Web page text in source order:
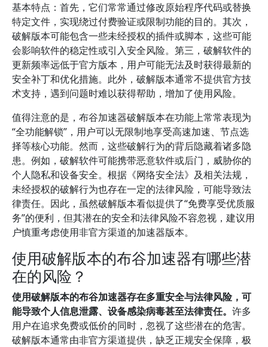
基本特点：首先，它们常常通过修改原始程序代码或替换
特定文件，实现绕过付费验证或限制功能的目的。其次，
破解版本可能包含一些未经授权的插件或脚本，这些可能
会影响软件的稳定性或引入安全风险。第三，破解软件的
更新频率远低于官方版本，用户可能无法及时获得最新的
安全补丁和优化措施。此外，破解版本通常不提供官方技
术支持，遇到问题时难以获得帮助，增加了使用风险。
值得注意的是，布谷加速器破解版本在功能上常常表现为
“全功能解锁”，用户可以无限制地享受高速加速、节点选
择等核心功能。然而，这些破解行为的背后隐藏着诸多隐
患。例如，破解软件可能携带恶意软件或后门，威胁你的
个人隐私和设备安全。根据《网络安全法》及相关法规，
未经授权的破解行为也存在一定的法律风险，可能导致法
律责任。因此，虽然破解版本看似提供了“免费享受优质服
务”的便利，但其潜在的安全和法律风险不容忽视，建议用
户慎重考虑使用非官方渠道的加速器版本。
使用破解版本的布谷加速器有哪些潜
在的风险？
使用破解版本的布谷加速器存在多重安全与法律风险，可
能导致个人信息泄露、设备感染病毒甚至法律责任。 许多
用户在追求免费或低价的同时，忽视了这些潜在的危害。
破解版本通常由非官方渠道提供，缺乏正规安全保障，极